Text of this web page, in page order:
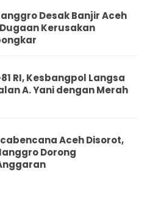
Desak Banjir Aceh
Kerusakan
RI, Kesbangpol Langsa
A. Yani dengan Merah
Aceh Disorot,
Dorong